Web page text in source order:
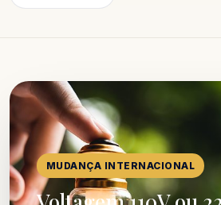
MUDANÇA INTERNACIONAL